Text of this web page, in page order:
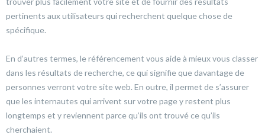
pertinents aux utilisateurs qui recherchent quelque chose de
spécifique.
En d’autres termes, le référencement vous aide à mieux vous classer
dans les résultats de recherche, ce qui signifie que davantage de
personnes verront votre site web. En outre, il permet de s’assurer
que les internautes qui arrivent sur votre page y restent plus
longtemps et y reviennent parce qu’ils ont trouvé ce qu’ils
cherchaient.